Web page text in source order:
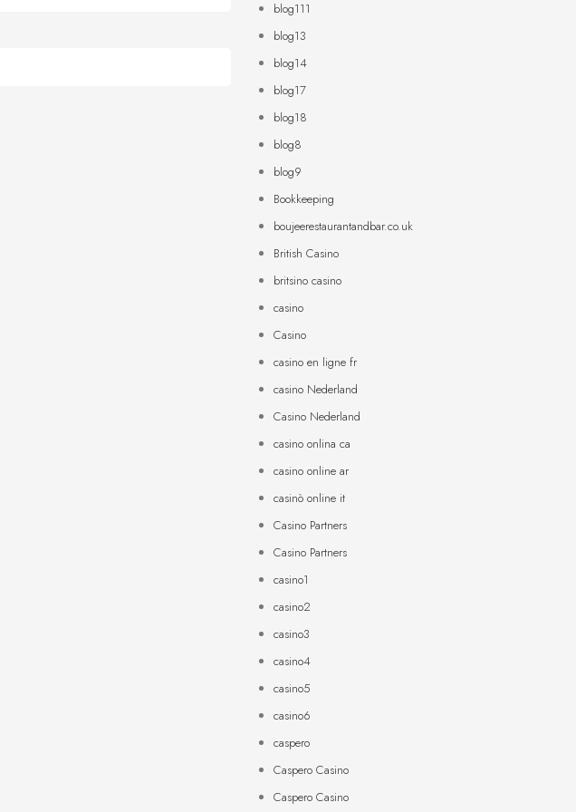
blog111
blog13
blog14
blog17
blog18
blog8
blog9
Bookkeeping
boujeerestaurantandbar.co.uk
British Casino
britsino casino
casino
Casino
casino en ligne fr
casino Nederland
Casino Nederland
casino onlina ca
casino online ar
casinò online it
Casino Partners
Casino Partners
casino1
casino2
casino3
casino4
casino5
casino6
caspero
Caspero Casino
Caspero Casino